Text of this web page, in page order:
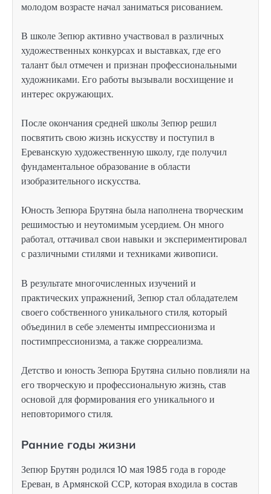
молодом возрасте начал заниматься рисованием.
В школе Зепюр активно участвовал в различных
художественных конкурсах и выставках, где его
талант был отмечен и признан профессиональными
художниками. Его работы вызывали восхищение и
интерес окружающих.
После окончания средней школы Зепюр решил
посвятить свою жизнь искусству и поступил в
Ереванскую художественную школу, где получил
фундаментальное образование в области
изобразительного искусства.
Юность Зепюра Брутяна была наполнена творческим
решимостью и неутомимым усердием. Он много
работал, оттачивал свои навыки и экспериментировал
с различными стилями и техниками живописи.
В результате многочисленных изучений и
практических упражнений, Зепюр стал обладателем
своего собственного уникального стиля, который
объединил в себе элементы импрессионизма и
постимпрессионизма, а также сюрреализма.
Детство и юность Зепюра Брутяна сильно повлияли на
его творческую и профессиональную жизнь, став
основой для формирования его уникального и
неповторимого стиля.
Ранние годы жизни
Зепюр Брутян родился 10 мая 1985 года в городе
Ереван, в Армянской ССР, которая входила в состав